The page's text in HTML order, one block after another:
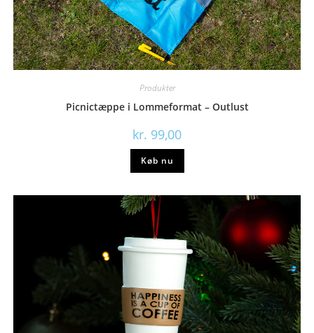
Produkter
Picnictæppe i Lommeformat – Outlust
kr. 99,00
Køb nu